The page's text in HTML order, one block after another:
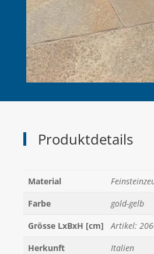
Produktdetails
Material
Farbe
gold-gelb
Grösse LxBxH [cm]
Artikel:
Herkunft
Italien